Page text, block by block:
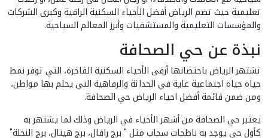
تعليمية حيث تضم الرياض أفضل الأحياء السكنية الراقية وكبرى الشركات
والمؤسسات التعليمية والمستشفيات وأبرز المعالم السياحية.
نبذة عن حي الصحافة
تشتهر الرياض باحتضانها أرقى الأحياء السكنية الفاخرة، التي توفر نمط
حياة حياة اجتماعية غاية في الحداثة والرفاهية التي يحلم بها مواطن،
ومن ضمن قائمة أفضل احياء الرياض حي الصحافة.
يعتبر حي الصحافة من أشهر الأحياء في الرياض وذلك لما يشتهر به
كأول حي يوجد به ناطحات سحاب مثل " برج رافال، برج هيتال، برج النخلة"